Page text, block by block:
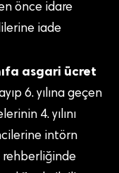
önce idare
iade
asgari ücret
6. yılına geçen
4. yılını
intörn